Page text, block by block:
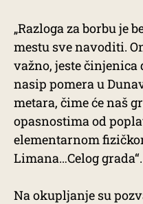
„Razloga za borbu je
mestu sve navoditi.
važno, jeste
nasip pomera u
metara, čime će naš
opasnostima od
elementarnom
Limana…Celog grada“.
Na okupljanje su